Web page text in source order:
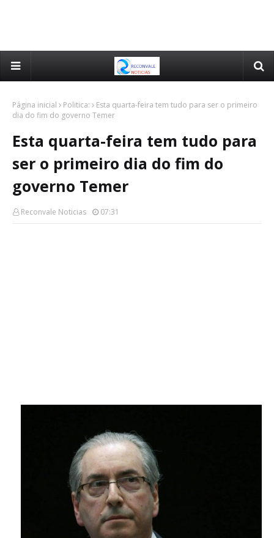
Página inicial Politica:
Esta quarta-feira tem tudo para ser o primeiro
dia do fim do governo Temer
Esta quarta-feira tem tudo para
ser o primeiro dia do fim do
governo Temer
Reconvale Noticias 07:31